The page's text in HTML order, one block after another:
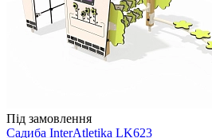
Під замовлення
Садиба InterAtletika LK623